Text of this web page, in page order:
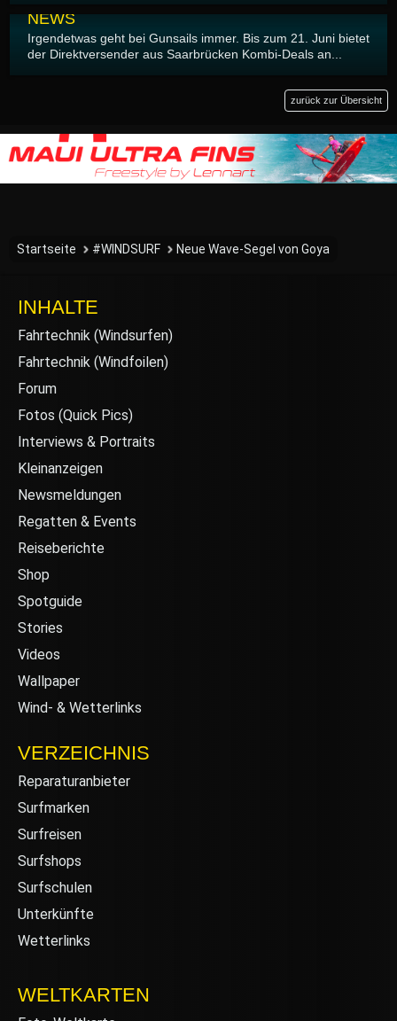
NEWS
Irgendetwas geht bei Gunsails immer. Bis zum 21. Juni bietet
der Direktversender aus Saarbrücken Kombi-Deals an...
zurück zur Übersicht
Startseite #WINDSURF Neue Wave-Segel von Goya
INHALTE
Fahrtechnik (Windsurfen)
Fahrtechnik (Windfoilen)
Forum
Fotos (Quick Pics)
Interviews & Portraits
Kleinanzeigen
Newsmeldungen
Regatten & Events
Reiseberichte
Shop
Spotguide
Stories
Videos
Wallpaper
Wind- & Wetterlinks
VERZEICHNIS
Reparaturanbieter
Surfmarken
Surfreisen
Surfshops
Surfschulen
Unterkünfte
Wetterlinks
WELTKARTEN